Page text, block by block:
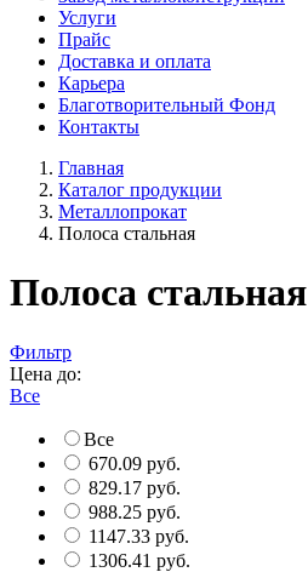
Услуги
Прайс
Доставка и оплата
Карьера
Благотворительный Фонд
Контакты
Главная
Каталог продукции
Металлопрокат
Полоса стальная
Полоса стальная
Фильтр
Цена до:
Все
Все
670.09 руб.
829.17 руб.
988.25 руб.
1147.33 руб.
1306.41 руб.